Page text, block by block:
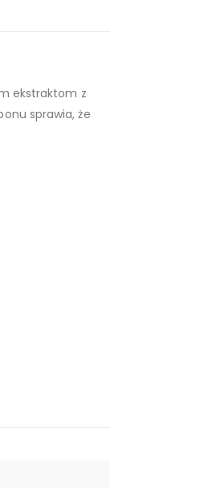
ekstraktom z
sprawia, że